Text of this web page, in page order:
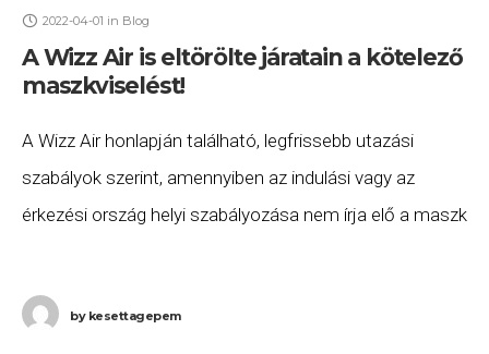
2022-04-01 in Blog
A Wizz Air is eltörölte járatain a kötelező
maszkviselést!
A Wizz Air honlapján található, legfrissebb utazási
szabályok szerint, amennyiben az indulási vagy az
érkezési ország helyi szabályozása nem írja elő a maszk
bykesettagepem